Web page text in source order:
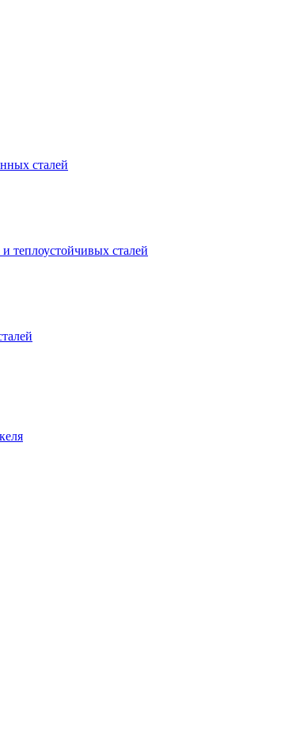
сталей
теплоустойчивых сталей